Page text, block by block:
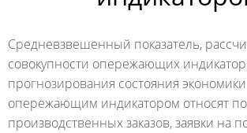
Средневзвешенный показатель,
совокупности опережающих
прогнозирования состояния
опережающим индикатором относят
производственных заказов, заявки на